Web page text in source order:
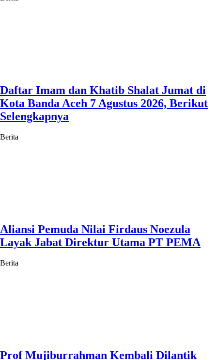
Daftar Imam dan Khatib Shalat Jumat di
Kota Banda Aceh 7 Agustus 2026, Berikut
Selengkapnya
Berita
Aliansi Pemuda Nilai Firdaus Noezula
Layak Jabat Direktur Utama PT PEMA
Berita
Prof Mujiburrahman Kembali Dilantik